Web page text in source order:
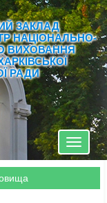
ЗАКЛАД
НАЦІОНАЛЬНО-
ВИХОВАННЯ
РАДИ
Toggle